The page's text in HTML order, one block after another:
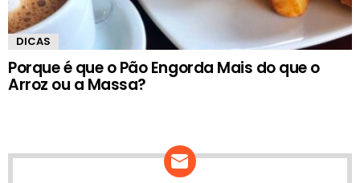
DICAS
Porque é que o Pão Engorda Mais do que o
Arroz ou a Massa?